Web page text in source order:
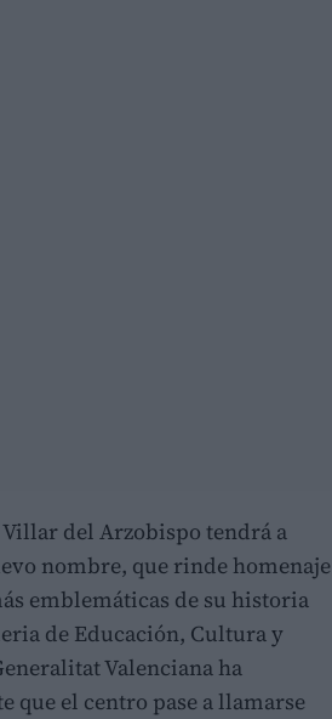
del Arzobispo tendrá a
nombre, que rinde homenaje
emblemáticas de su historia
de Educación, Cultura y
Valenciana ha
que el centro pase a llamarse